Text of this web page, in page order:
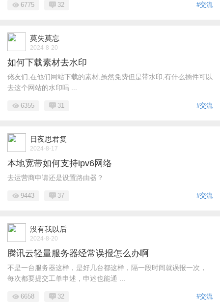
#交流
6775 32
莫失莫忘
2024-8-20
如何下载素材去水印
佬友们,在他们网站下载的素材,虽然免费但是带水印;有什么插件可以
去这个网站的水印吗 ...
#交流
6355 31
日夜思君复
2024-8-17
本地宽带如何支持ipv6网络
去运营商申请还是设置路由器？
#交流
9443 37
没有我以后
2024-8-20
腾讯云轻量服务器经常误报怎么办啊
不是一台服务器这样，是好几台都这样，隔一段时间就误报一次，
每次都要提交工单申述，申述也能通 ...
#交流
6658 32